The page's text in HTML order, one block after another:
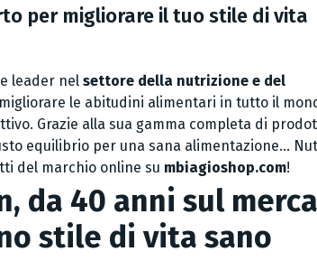
per migliorare il tuo stile di vita
leader nel settore della nutrizione e del
le abitudini alimentari in tutto il
Grazie alla sua gamma completa di
equilibrio per una sana alimentazione…
del marchio online su mbiagioshop.com!
da 40 anni sul
stile di vita sano